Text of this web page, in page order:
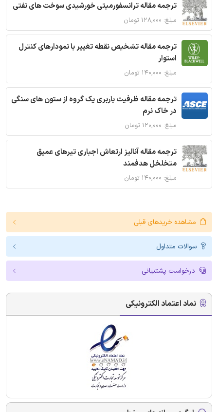
ترجمه مقاله ترانسفورمیتی خورشیدی سوخت های نفتی
مبلغ: ۱۲۸,۰۰۰ تومان
ترجمه مقاله تشخیص نقطه تغییر با نمودارهای کنترل
استوار
مبلغ: ۱۴۰,۰۰۰ تومان
ترجمه مقاله ظرفیت باربری یک گروه از ستون های سنگی
در خاک نرم
مبلغ: ۱۲۰,۰۰۰ تومان
ترجمه مقاله آنالیز ارتعاش اجباری تیرهای عمیق
متخلخل هدفمند
مبلغ: ۱۴۰,۰۰۰ تومان
مشاهده خریدهای قبلی
سوالات متداول
درخواست پشتیبانی
نماد اعتماد الکترونیکی